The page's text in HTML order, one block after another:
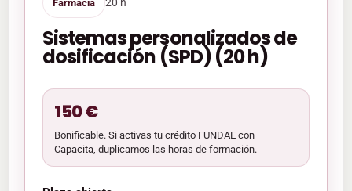
Farmacia
Sistemas personalizados de
dosificación (SPD) (20 h)
150 €
Bonificable. Si activas tu crédito FUNDAE con
Capacita, duplicamos las horas de formación.